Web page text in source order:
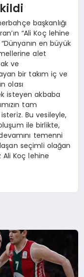
başkanlığı
“Ali Koç lehine
en büyük
alet
ve
bir takım iç ve
olası
isteyen akbaba
tam
Bu vesileyle,
ile birlikte,
temenni
seçimli olağan
Ali Koç lehine